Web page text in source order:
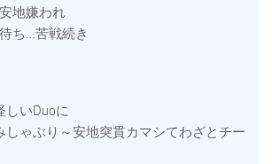
地嫌われ
ち…苦戦続き
しいDuoに
しゃぶり～安地突貫カマシてわざとチー